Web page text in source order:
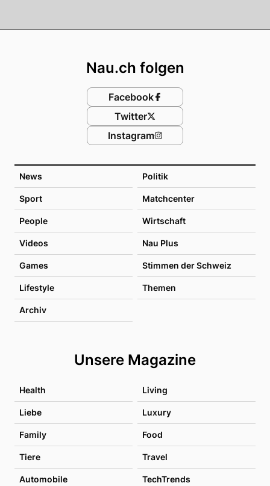
News Politik
Sport Matchcenter
People Wirtschaft
Videos Nau Plus
Games Stimmen der Schweiz
Lifestyle Themen
Archiv
Unsere Magazine
Health Living
Liebe Luxury
Family Food
Tiere Travel
Automobile TechTrends
Nau.ch folgen
Facebook
Twitter
Instagram